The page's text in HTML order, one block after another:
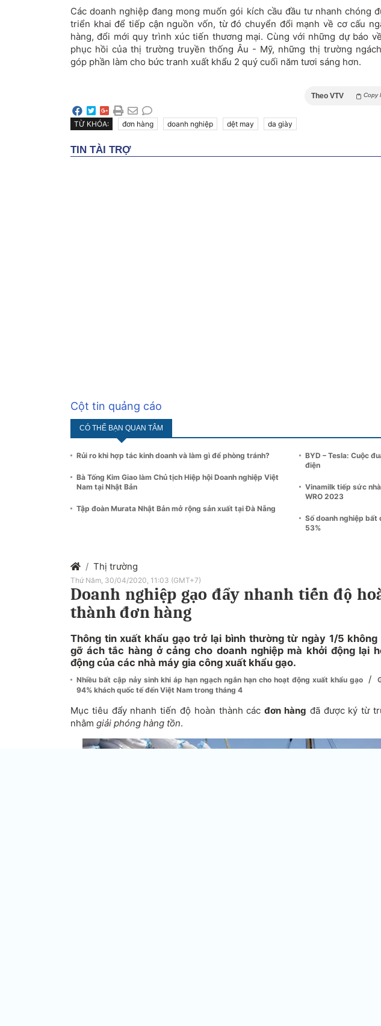
Các doanh nghiệp đang mong muốn gói kích cầu đầu tư nhanh chóng
triển khai để tiếp cận nguồn vốn, từ đó chuyển đổi mạnh về cơ cấu
hàng, đổi mới quy trình xúc tiến thương mại. Cùng với những dự báo
phục hồi của thị trường truyền thống Âu - Mỹ, những thị trường
góp phần làm cho bức tranh xuất khẩu 2 quý cuối năm tươi sáng hơn.
Theo VTV Copy
TỪ KHÓA: đơn hàng doanh nghiệp dệt may da giày
Cột tin quảng cáo
CÓ THỂ BẠN QUAN TÂM
Rủi ro khi hợp tác kinh doanh và làm gì để phòng tránh?
Bà Tống Kim Giao làm Chủ tịch Hiệp hội Doanh nghiệp Việt
Nam tại Nhật Bản
Tập đoàn Murata Nhật Bản mở rộng sản xuất tại Đà Nẵng
BYD – Tesla: Cuộc
điện
Vinamilk tiếp sức
WRO 2023
Số doanh nghiệp bất
53%
Thị trường
Thứ Năm, 30/04/2020, 11:03 (GMT+7)
Doanh nghiệp gạo đẩy nhanh tiến độ
thành đơn hàng
Thông tin xuất khẩu gạo trở lại bình thường từ ngày 1/5 không
gỡ ách tắc hàng ở cảng cho doanh nghiệp mà khởi động lại
động của các nhà máy gia công xuất khẩu gạo.
Nhiều bất cập nảy sinh khi áp hạn ngạch ngắn hạn cho hoạt động xuất khẩu gạo /
94% khách quốc tế đến Việt Nam trong tháng 4
Mục tiêu đẩy nhanh tiến độ hoàn thành cácđơn hàng đã được ký từ
nhằm giải phóng hàng tồn.